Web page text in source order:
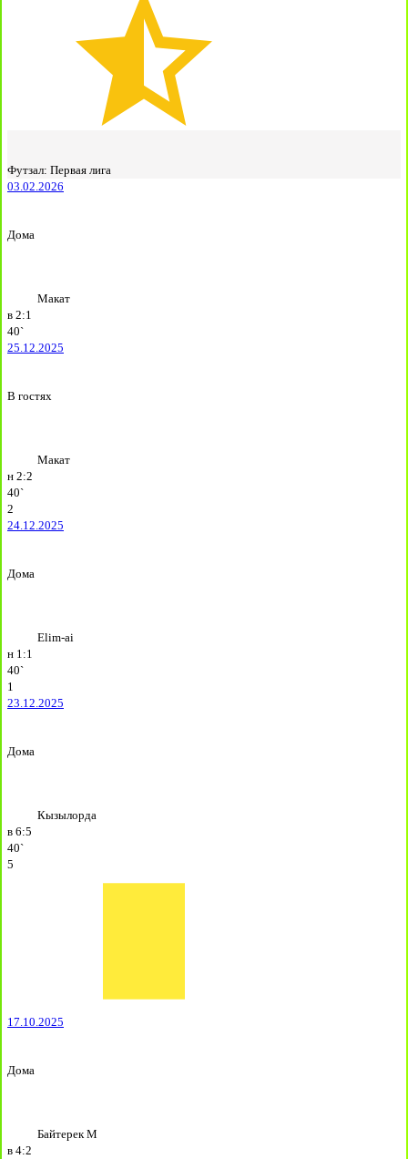
Футзал: Первая лига
03.02.2026
Дома
Макат
в 2:1
40`
25.12.2025
В гостях
Макат
н 2:2
40`
2
24.12.2025
Дома
Elim-ai
н 1:1
40`
1
23.12.2025
Дома
Кызылорда
в 6:5
40`
5
17.10.2025
Дома
Байтерек М
в 4:2